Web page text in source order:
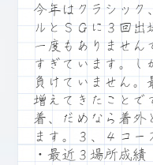
今年はクラシック
ルとＳＧに３回出
一度もありません
すぎています。し
負けていません
増えてきたことで
着、だめなら着外
ます。３、４コー
・最近３場所成績